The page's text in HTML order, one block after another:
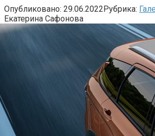
Опубликовано: 29.06.2022Рубрика:
Екатерина Сафонова